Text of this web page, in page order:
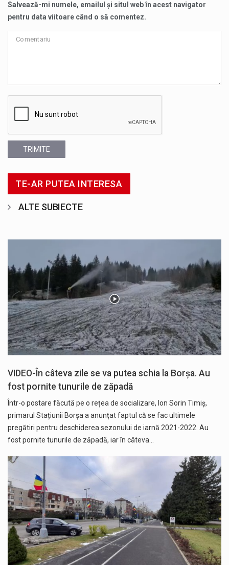
Salvează-mi numele, emailul și situl web în acest navigator
pentru data viitoare când o să comentez.
TRIMITE
TE-AR PUTEA INTERESA
ALTE SUBIECTE
VIDEO-În câteva zile se va putea schia la Borșa. Au
fost pornite tunurile de zăpadă
Într-o postare făcută pe o rețea de socializare, Ion Sorin Timiș,
primarul Stațiunii Borșa a anunțat faptul că se fac ultimele
pregătiri pentru deschiderea sezonului de iarnă 2021-2022. Au
fost pornite tunurile de zăpadă, iar în câteva…